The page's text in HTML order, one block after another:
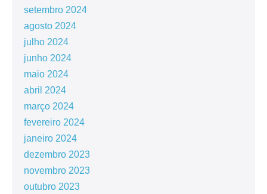
setembro 2024
agosto 2024
julho 2024
junho 2024
maio 2024
abril 2024
março 2024
fevereiro 2024
janeiro 2024
dezembro 2023
novembro 2023
outubro 2023